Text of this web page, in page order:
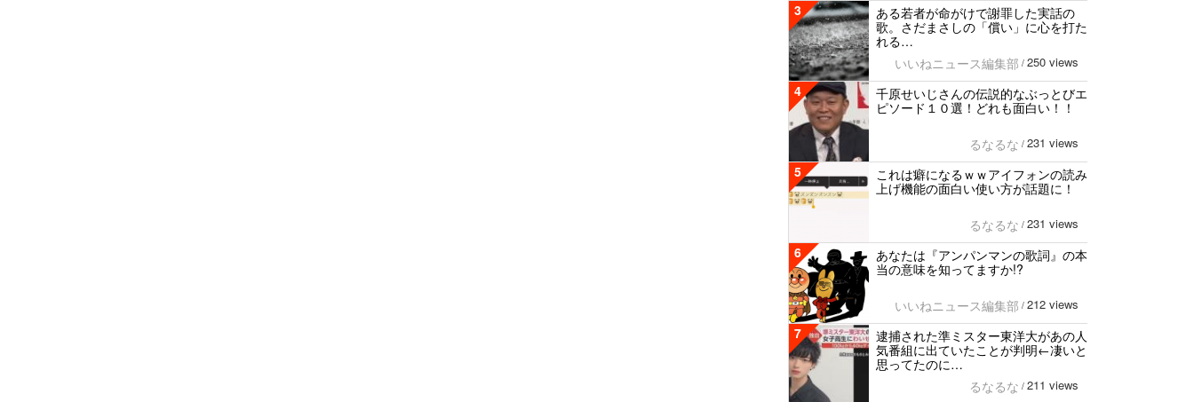
3
ある若者が命がけで謝罪した実話の
歌。さだまさしの「償い」に心を打た
れる…
いいねニュース編集部 / 250 views
4
千原せいじさんの伝説的なぶっとびエ
ピソード１０選！どれも面白い！！
るなるな / 231 views
5
これは癖になるｗｗアイフォンの読み
上げ機能の面白い使い方が話題に！
るなるな / 231 views
6
あなたは『アンパンマンの歌詞』の本
当の意味を知ってますか!?
いいねニュース編集部 / 212 views
7
逮捕された準ミスター東洋大があの人
気番組に出ていたことが判明←凄いと
思ってたのに…
るなるな / 211 views